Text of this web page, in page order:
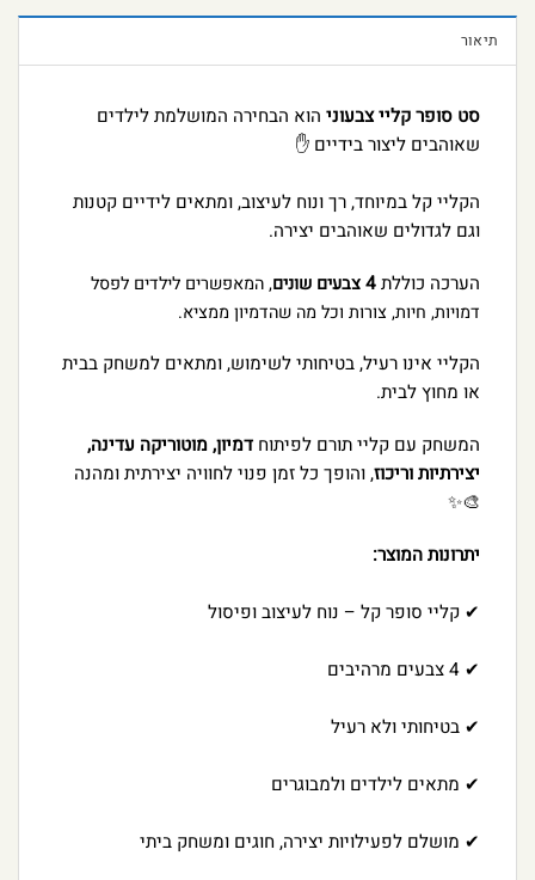
תיאור
סט סופר קליי צבעוני הוא הבחירה המושלמת לילדים
שאוהבים ליצור בידיים ✋
הקליי קל במיוחד, רך ונוח לעיצוב, ומתאים לידיים קטנות
וגם לגדולים שאוהבים יצירה.
הערכה כוללת4צבעים שונים, המאפשרים לילדים לפסל
דמויות, חיות, צורות וכל מה שהדמיון ממציא.
הקליי אינו רעיל, בטיחותי לשימוש, ומתאים למשחק בבית
או מחוץ לבית.
המשחק עם קליי תורם לפיתוח דמיון, מוטוריקה עדינה,
יצירתיות וריכוז, והופך כל זמן פנוי לחוויה יצירתית ומהנה
🎨✨
יתרונות המוצר:
✔ קליי סופר קל – נוח לעיצוב ופיסול
✔ 4 צבעים מרהיבים
✔ בטיחותי ולא רעיל
✔ מתאים לילדים ולמבוגרים
✔ מושלם לפעילויות יצירה, חוגים ומשחק ביתי